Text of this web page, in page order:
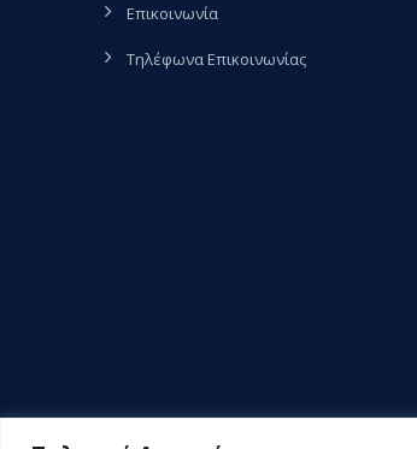
Επικοινωνία
Τηλέφωνα Επικοινωνίας